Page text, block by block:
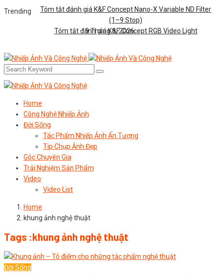
Trending
Tóm tắt đánh giá K&F Concept Nano-X Variable ND Filter
(1–9 Stop)
Tóm tắt đánh giá K&F Concept RGB Video Light
9 Tháng 8, 2026
Home
Công Nghệ Nhiếp Ảnh
Đời Sống
Tác Phẩm Nhiếp Ảnh Ấn Tượng
Tip Chụp Ảnh Đẹp
Góc Chuyên Gia
Trải Nghiệm Sản Phẩm
Video
Video List
Home
khung ảnh nghệ thuật
Tags :khung ảnh nghệ thuật
Đời Sống